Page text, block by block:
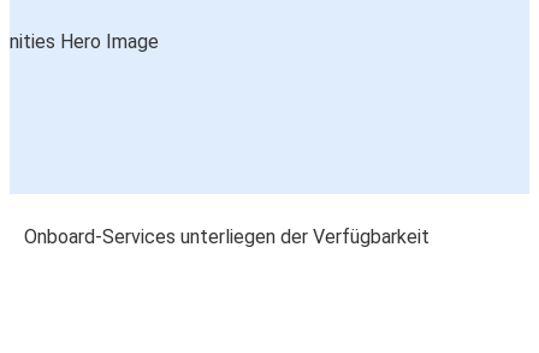
Onboard-Services unterliegen der Verfügbarkeit